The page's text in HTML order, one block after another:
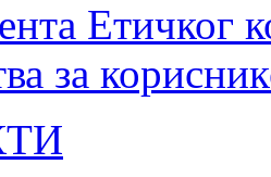
Етичког
за